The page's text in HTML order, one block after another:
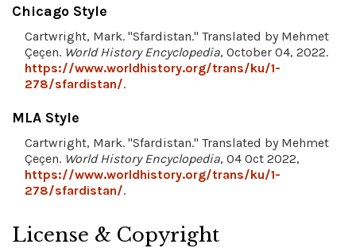
Chicago Style
Cartwright, Mark. "Sfardistan." Translated by Mehmet
Çeçen. World History Encyclopedia, October 04, 2022.
https://www.worldhistory.org/trans/ku/1-
278/sfardistan/.
MLA Style
Cartwright, Mark. "Sfardistan." Translated by Mehmet
Çeçen. World History Encyclopedia, 04 Oct 2022,
https://www.worldhistory.org/trans/ku/1-
278/sfardistan/.
License & Copyright